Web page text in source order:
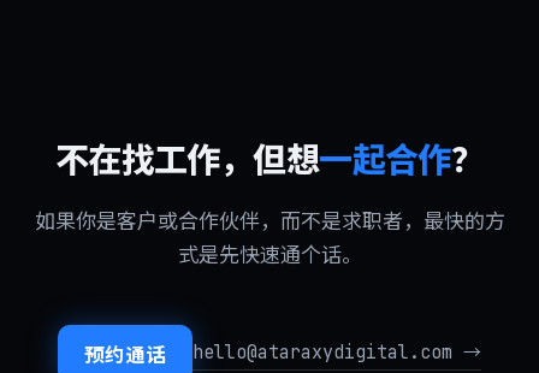
不在找工作，但想一起合作？
如果你是客户或合作伙伴，而不是求职者，最快的方
式是先快速通个话。
预约通话 hello@ataraxydigital.com →